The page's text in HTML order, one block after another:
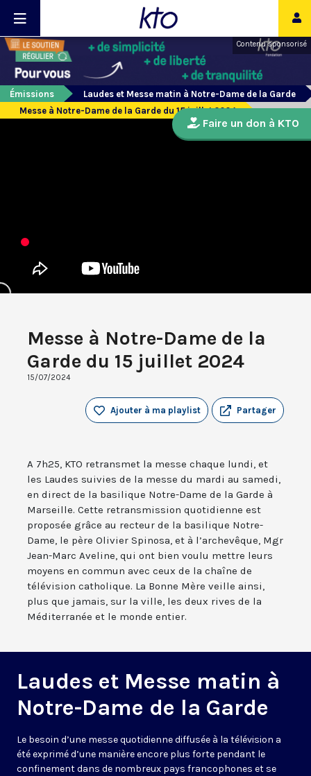
Contenu sponsorisé
Émissions
Laudes et Messe matin à Notre-Dame de la Garde
Messe à Notre-Dame de la Garde du 15 juillet 2024
Messe à Notre-Dame de la
Garde du 15 juillet 2024
15/07/2024
Partager
Ajouter à ma playlist
A 7h25, KTO retransmet la messe chaque lundi, et
les Laudes suivies de la messe du mardi au samedi,
en direct de la basilique Notre-Dame de la Garde à
Marseille. Cette retransmission quotidienne est
proposée grâce au recteur de la basilique Notre-
Dame, le père Olivier Spinosa, et à l’archevêque, Mgr
Jean-Marc Aveline, qui ont bien voulu mettre leurs
moyens en commun avec ceux de la chaîne de
télévision catholique. La Bonne Mère veille ainsi,
plus que jamais, sur la ville, les deux rives de la
Méditerranée et le monde entier.
Laudes et Messe matin à
Notre-Dame de la Garde
Le besoin d’une messe quotidienne diffusée à la télévision a
été exprimé d’une manière encore plus forte pendant le
confinement dans de nombreux pays francophones et se
Faire un don à KTO